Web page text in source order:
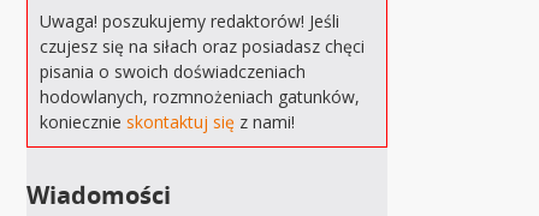
Uwaga! poszukujemy redaktorów! Jeśli
czujesz się na siłach oraz posiadasz chęci
pisania o swoich doświadczeniach
hodowlanych, rozmnożeniach gatunków,
koniecznieskontaktuj się z nami!
Wiadomości